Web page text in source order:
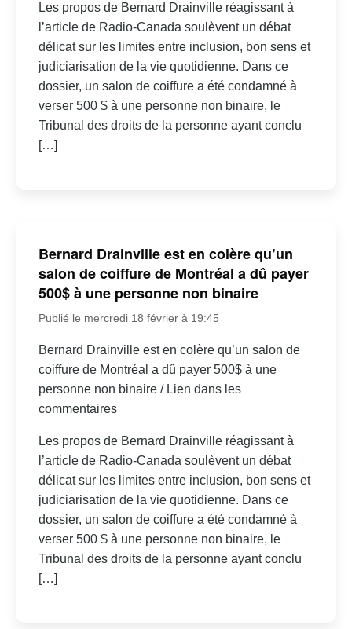
Les propos de Bernard Drainville réagissant à
l’article de Radio-Canada soulèvent un débat
délicat sur les limites entre inclusion, bon sens et
judiciarisation de la vie quotidienne. Dans ce
dossier, un salon de coiffure a été condamné à
verser 500 $ à une personne non binaire, le
Tribunal des droits de la personne ayant conclu
[…]
Bernard Drainville est en colère qu’un
salon de coiffure de Montréal a dû payer
500$ à une personne non binaire
Publié le mercredi 18 février à 19:45
Bernard Drainville est en colère qu’un salon de
coiffure de Montréal a dû payer 500$ à une
personne non binaire / Lien dans les
commentaires
Les propos de Bernard Drainville réagissant à
l’article de Radio-Canada soulèvent un débat
délicat sur les limites entre inclusion, bon sens et
judiciarisation de la vie quotidienne. Dans ce
dossier, un salon de coiffure a été condamné à
verser 500 $ à une personne non binaire, le
Tribunal des droits de la personne ayant conclu
[…]